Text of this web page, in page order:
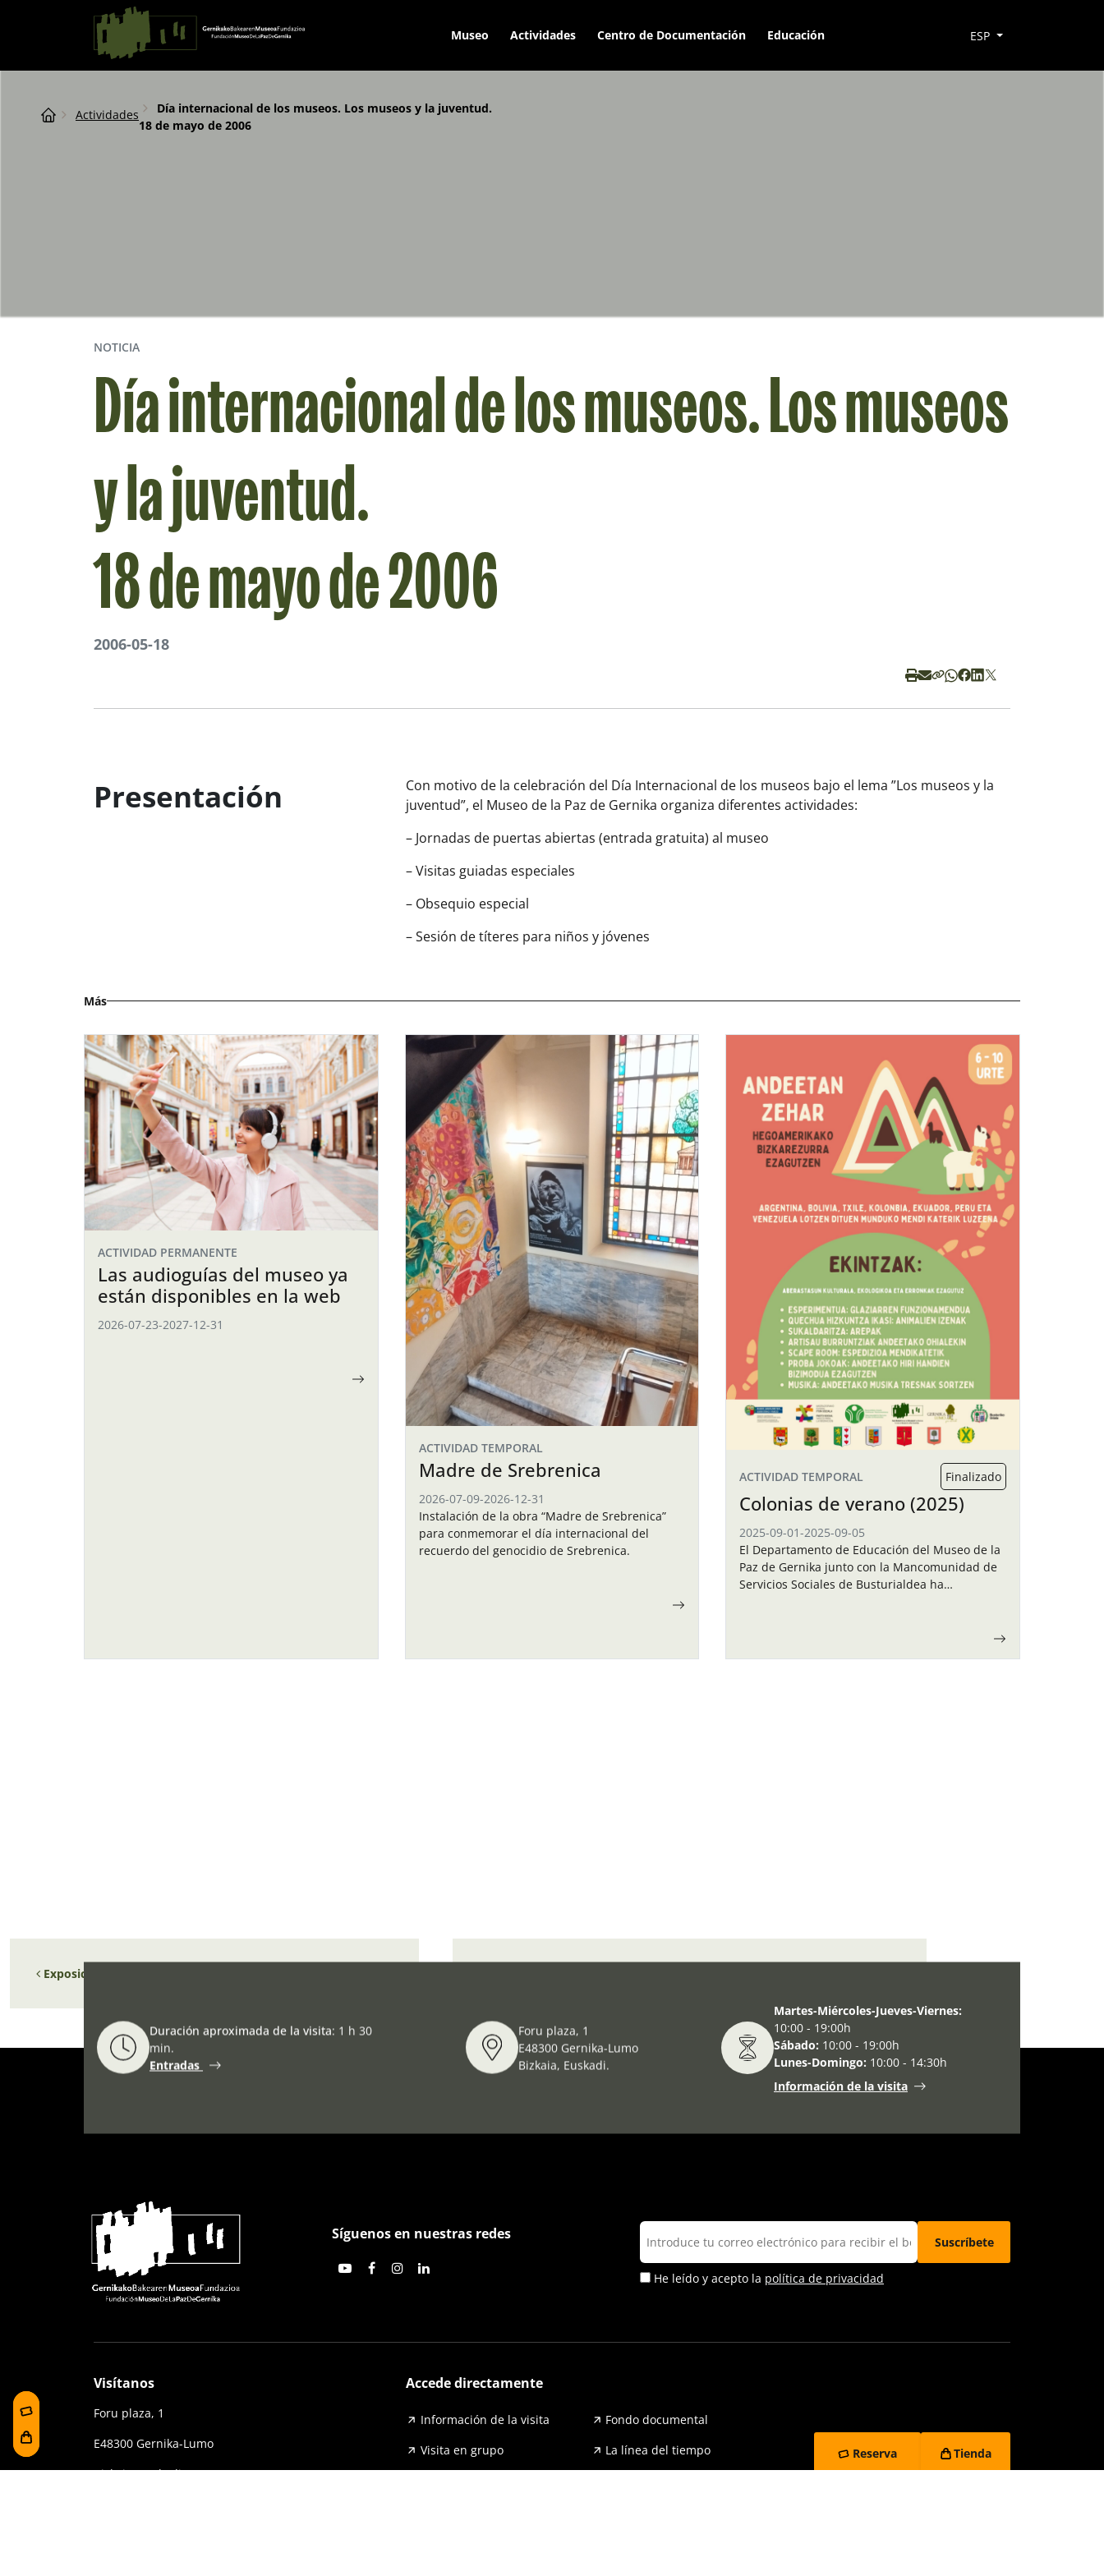
Saltar al contingut
Navegación principal
Museo Actividades Centro de Documentación Educación ESP
Breadcrumb
Actividades
Día internacional de los museos. Los museos y la juventud.
18 de mayo de 2006
NOTICIA
Día internacional de los museos. Los museos
y la juventud.
18 de mayo de 2006
2006-05-18
Presentación
Con motivo de la celebración del Día Internacional de los museos bajo el lema ”Los museos y la
juventud”, el Museo de la Paz de Gernika organiza diferentes actividades:
– Jornadas de puertas abiertas (entrada gratuita) al museo
– Visitas guiadas especiales
– Obsequio especial
– Sesión de títeres para niños y jóvenes
Más
ACTIVIDAD PERMANENTE
Las audioguías del museo ya
están disponibles en la web
2026-07-23-2027-12-31
ACTIVIDAD TEMPORAL
Madre de Srebrenica
2026-07-09-2026-12-31
Instalación de la obra “Madre de Srebrenica”
para conmemorar el día internacional del
recuerdo del genocidio de Srebrenica.
ACTIVIDAD TEMPORAL Finalizado
Colonias de verano (2025)
2025-09-01-2025-09-05
El Departamento de Educación del Museo de la
Paz de Gernika junto con la Mancomunidad de
Servicios Sociales de Busturialdea ha
Navegación de entradas
Exposición temporal: ”Jóvenes refugiados saliendo del exilio”.
Duración aproximada de la visita: 1 h 30
min.
Entradas
Foru plaza, 1
E48300 Gernika-Lumo
Bizkaia, Euskadi.
Martes-Miércoles-Jueves-Viernes:
10:00 - 19:00h
Sábado: 10:00 - 19:00h
Lunes-Domingo: 10:00 - 14:30h
Información de la visita
Síguenos en nuestras redes
He leído y acepto la política de privacidad
Visítanos
Foru plaza, 1
E48300 Gernika-Lumo
Bizkaia, Euskadi.
Accede directamente
Información de la visita
Fondo documental
Visita en grupo
La línea del tiempo
Reserva Tienda